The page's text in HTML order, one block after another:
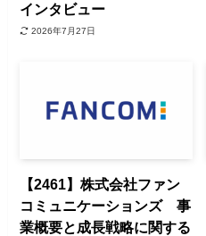
インタビュー
2026年7月27日
【2461】株式会社ファン
コミュニケーションズ 事
業概要と成長戦略に関する